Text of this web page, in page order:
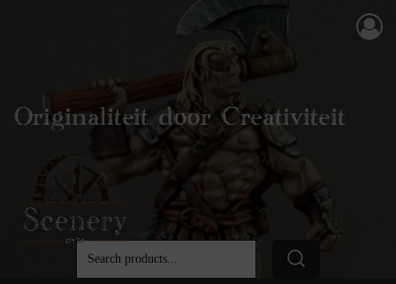
Originaliteit door Creativiteit